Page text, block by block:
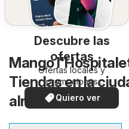
Descubre las
ofertas
Ofertas locales y
promociones
especiales.
Quiero ver
Mango
Tiendas en la
alrededores